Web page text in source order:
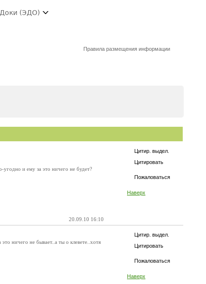
(ЭДО)
Правила размещения информации
Цитир. выдел.
Цитировать
Пожаловаться
Наверх
угодно и ему за это ничего не будет?
20.09.10 16:10
Цитир. выдел.
Цитировать
Пожаловаться
Наверх
ничего не бывает..а ты о клевете..хотя